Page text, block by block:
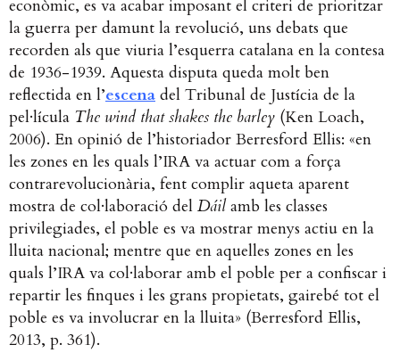
econòmic, es va acabar imposant el criteri de prioritzar
la guerra per damunt la revolució, uns debats que
recorden als que viuria l’esquerra catalana en la contesa
de 1936-1939. Aquesta disputa queda molt ben
reflectida en l’escena del Tribunal de Justícia de la
pel·lícula The wind that shakes the barley (Ken Loach,
2006). En opinió de l’historiador Berresford Ellis: «en
les zones en les quals l’IRA va actuar com a força
contrarevolucionària, fent complir aqueta aparent
mostra de col·laboració del Dáilamb les classes
privilegiades, el poble es va mostrar menys actiu en la
lluita nacional; mentre que en aquelles zones en les
quals l’IRA va col·laborar amb el poble per a confiscar i
repartir les finques i les grans propietats, gairebé tot el
poble es va involucrar en la lluita» (Berresford Ellis,
2013, p. 361).